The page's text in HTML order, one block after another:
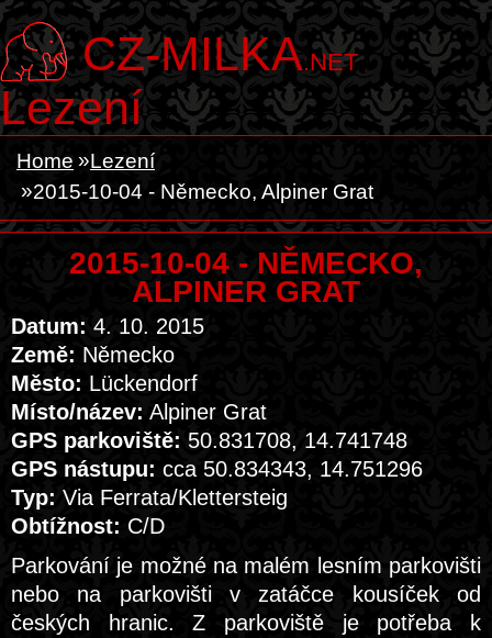
CZ-MILKA.NET
Lezení
Home
Lezení
2015-10-04 - Německo, Alpiner Grat
2015-10-04 - NĚMECKO,
ALPINER GRAT
Datum: 4. 10. 2015
Země: Německo
Město: Lückendorf
Místo/název: Alpiner Grat
GPS parkoviště: 50.831708, 14.741748
GPS nástupu: cca 50.834343, 14.751296
Typ: Via Ferrata/Klettersteig
Obtížnost: C/D
Parkování je možné na malém lesním parkovišti
nebo na parkovišti v zatáčce kousíček od
českých hranic. Z parkoviště je potřeba k